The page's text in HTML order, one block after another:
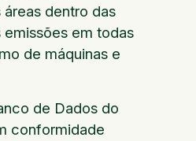
dentro das
emissões em todas
de máquinas e
de Dados do
conformidade